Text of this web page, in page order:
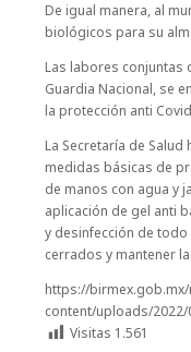
De igual manera, al
biológicos para su
Las labores conjuntas
Guardia Nacional, se
la protección anti
La Secretaría de Salud
medidas básicas de
de manos con agua y
aplicación de gel anti
y desinfección de
cerrados y mantener
https://
content/uploads/2022/
Visitas 1.561